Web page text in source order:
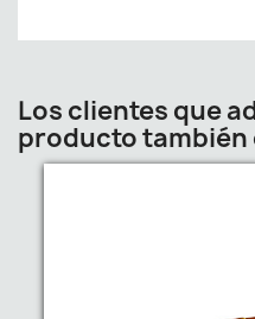
Los clientes que
producto